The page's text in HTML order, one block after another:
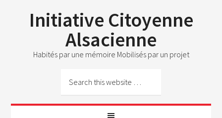
Initiative Citoyenne
Alsacienne
Habités par une mémoire Mobilisés par un projet